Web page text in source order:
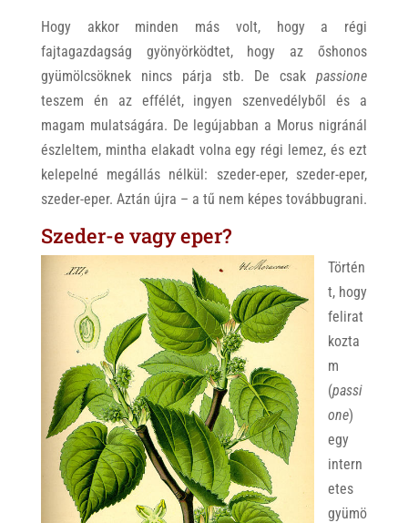
Hogy akkor minden más volt, hogy a régi
fajtagazdagság gyönyörködtet, hogy az őshonos
gyümölcsöknek nincs párja stb. De csakpassione
teszem én az effélét, ingyen szenvedélyből és a
magam mulatságára. De legújabban a Morus nigránál
észleltem, mintha elakadt volna egy régi lemez, és ezt
kelepelné megállás nélkül: szeder-eper, szeder-eper,
szeder-eper. Aztán újra – a tű nem képes továbbugrani.
Szeder-e vagy eper?
Történ
t, hogy
felirat
kozta
m
(passi
one)
egy
intern
etes
gyümö